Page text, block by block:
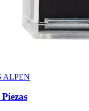
ALPEN